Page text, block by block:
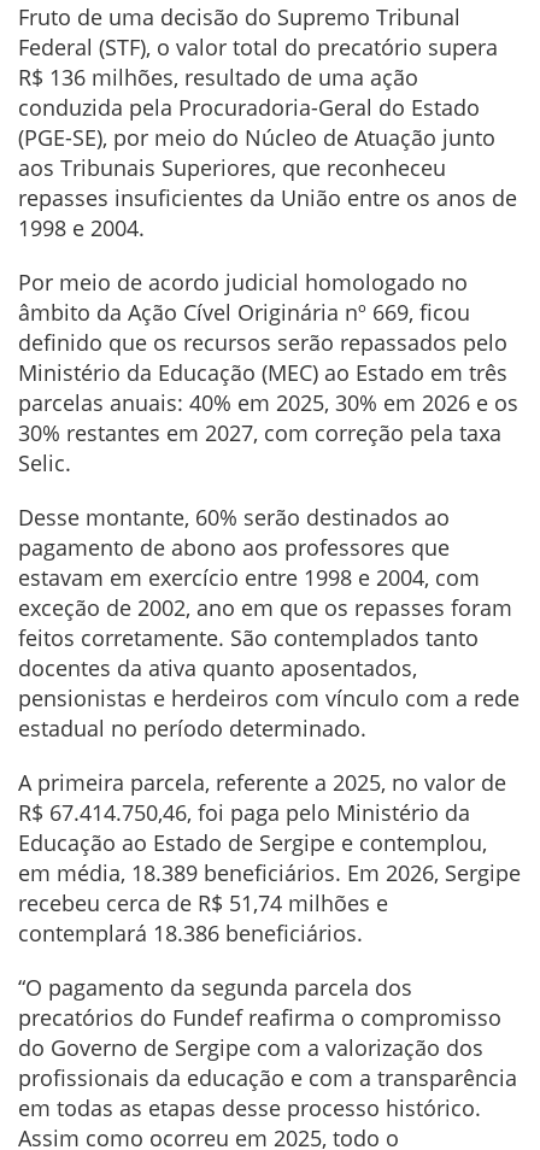
Fruto de uma decisão do Supremo Tribunal
Federal (STF), o valor total do precatório supera
R$ 136 milhões, resultado de uma ação
conduzida pela Procuradoria-Geral do Estado
(PGE-SE), por meio do Núcleo de Atuação junto
aos Tribunais Superiores, que reconheceu
repasses insuficientes da União entre os anos de
1998 e 2004.
Por meio de acordo judicial homologado no
âmbito da Ação Cível Originária nº 669, ficou
definido que os recursos serão repassados pelo
Ministério da Educação (MEC) ao Estado em três
parcelas anuais: 40% em 2025, 30% em 2026 e os
30% restantes em 2027, com correção pela taxa
Selic.
Desse montante, 60% serão destinados ao
pagamento de abono aos professores que
estavam em exercício entre 1998 e 2004, com
exceção de 2002, ano em que os repasses foram
feitos corretamente. São contemplados tanto
docentes da ativa quanto aposentados,
pensionistas e herdeiros com vínculo com a rede
estadual no período determinado.
A primeira parcela, referente a 2025, no valor de
R$ 67.414.750,46, foi paga pelo Ministério da
Educação ao Estado de Sergipe e contemplou,
em média, 18.389 beneficiários. Em 2026, Sergipe
recebeu cerca de R$ 51,74 milhões e
contemplará 18.386 beneficiários.
“O pagamento da segunda parcela dos
precatórios do Fundef reafirma o compromisso
do Governo de Sergipe com a valorização dos
profissionais da educação e com a transparência
em todas as etapas desse processo histórico.
Assim como ocorreu em 2025, todo o